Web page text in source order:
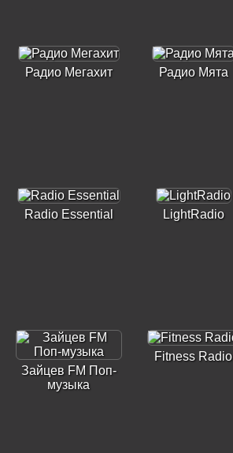
Радио Мегахит Радио Мята
Radio Essential LightRadio
Зайцев FM Поп-
музыка
Fitness Radio